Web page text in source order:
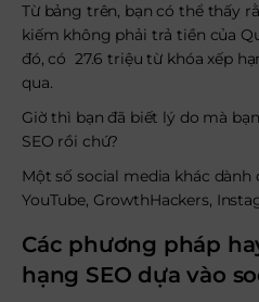
Từ bảng trên, bạn có thể thấy
kiếm không phải trả tiền của
đó, có 27.6 triệu từ khóa xếp
qua.
Giờ thì bạn đã biết lý do mà
SEO rồi chứ?
Một số social media khác dành
YouTube, GrowthHackers,
Các phương pháp
hạng SEO dựa vào